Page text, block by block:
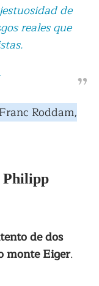
de
reales que
Roddam,
Philipp
de dos
monte Eiger.